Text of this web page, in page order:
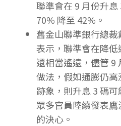
聯準會在 9 月份升
70% 降至 42%。
舊金山聯準銀行總
表示，聯準會在降
還相當遙遠，儘管 9
做法，假如通膨仍
跡象，則升息 3 碼
眾多官員陸續發表
的決心。